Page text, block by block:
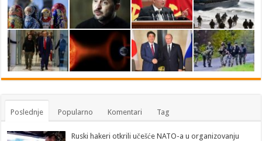
Poslednje Popularno Komentari Tag
Ruski hakeri otkrili učešće NATO-a u organizovanju